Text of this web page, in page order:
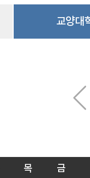
교양대
목 금